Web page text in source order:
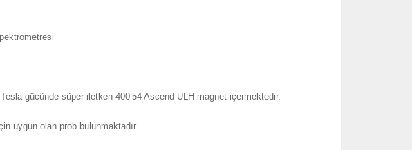
gücünde süper iletken 400’54 Ascend ULH magnet içermektedir.
uygun olan prob bulunmaktadır.